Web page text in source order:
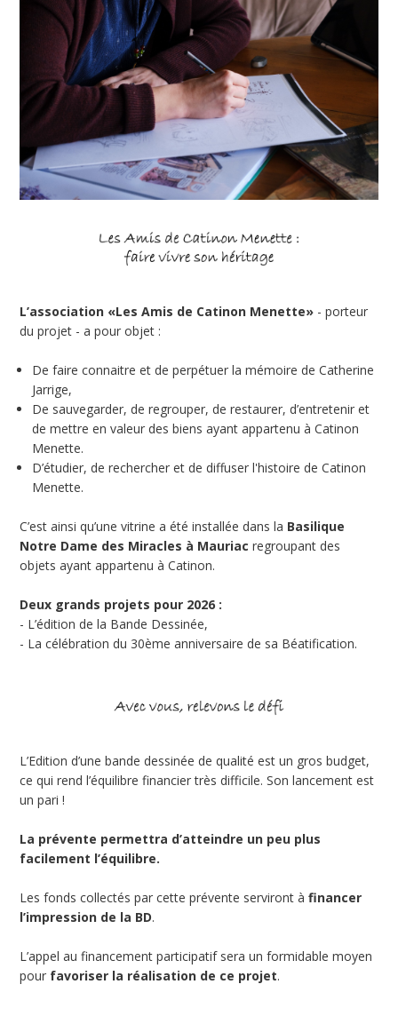
L’association «Les Amis de Catinon Menette» - porteur
du projet - a pour objet :
De faire connaitre et de perpétuer la mémoire de Catherine
Jarrige,
De sauvegarder, de regrouper, de restaurer, d’entretenir et
de mettre en valeur des biens ayant appartenu à Catinon
Menette.
D’étudier, de rechercher et de diffuser l'histoire de Catinon
Menette.
C’est ainsi qu’une vitrine a été installée dans la Basilique
Notre Dame des Miracles à Mauriac regroupant des
objets ayant appartenu à Catinon.
Deux grands projets pour 2026 :
- L’édition de la Bande Dessinée,
- La célébration du 30ème anniversaire de sa Béatification.
L’Edition d’une bande dessinée de qualité est un gros budget,
ce qui rend l’équilibre financier très difficile. Son lancement est
un pari !
La prévente permettra d’atteindre un peu plus
facilement l’équilibre.
Les fonds collectés par cette prévente serviront à financer
l’impression de la BD.
L’appel au financement participatif sera un formidable moyen
pour favoriser la réalisation de ce projet.